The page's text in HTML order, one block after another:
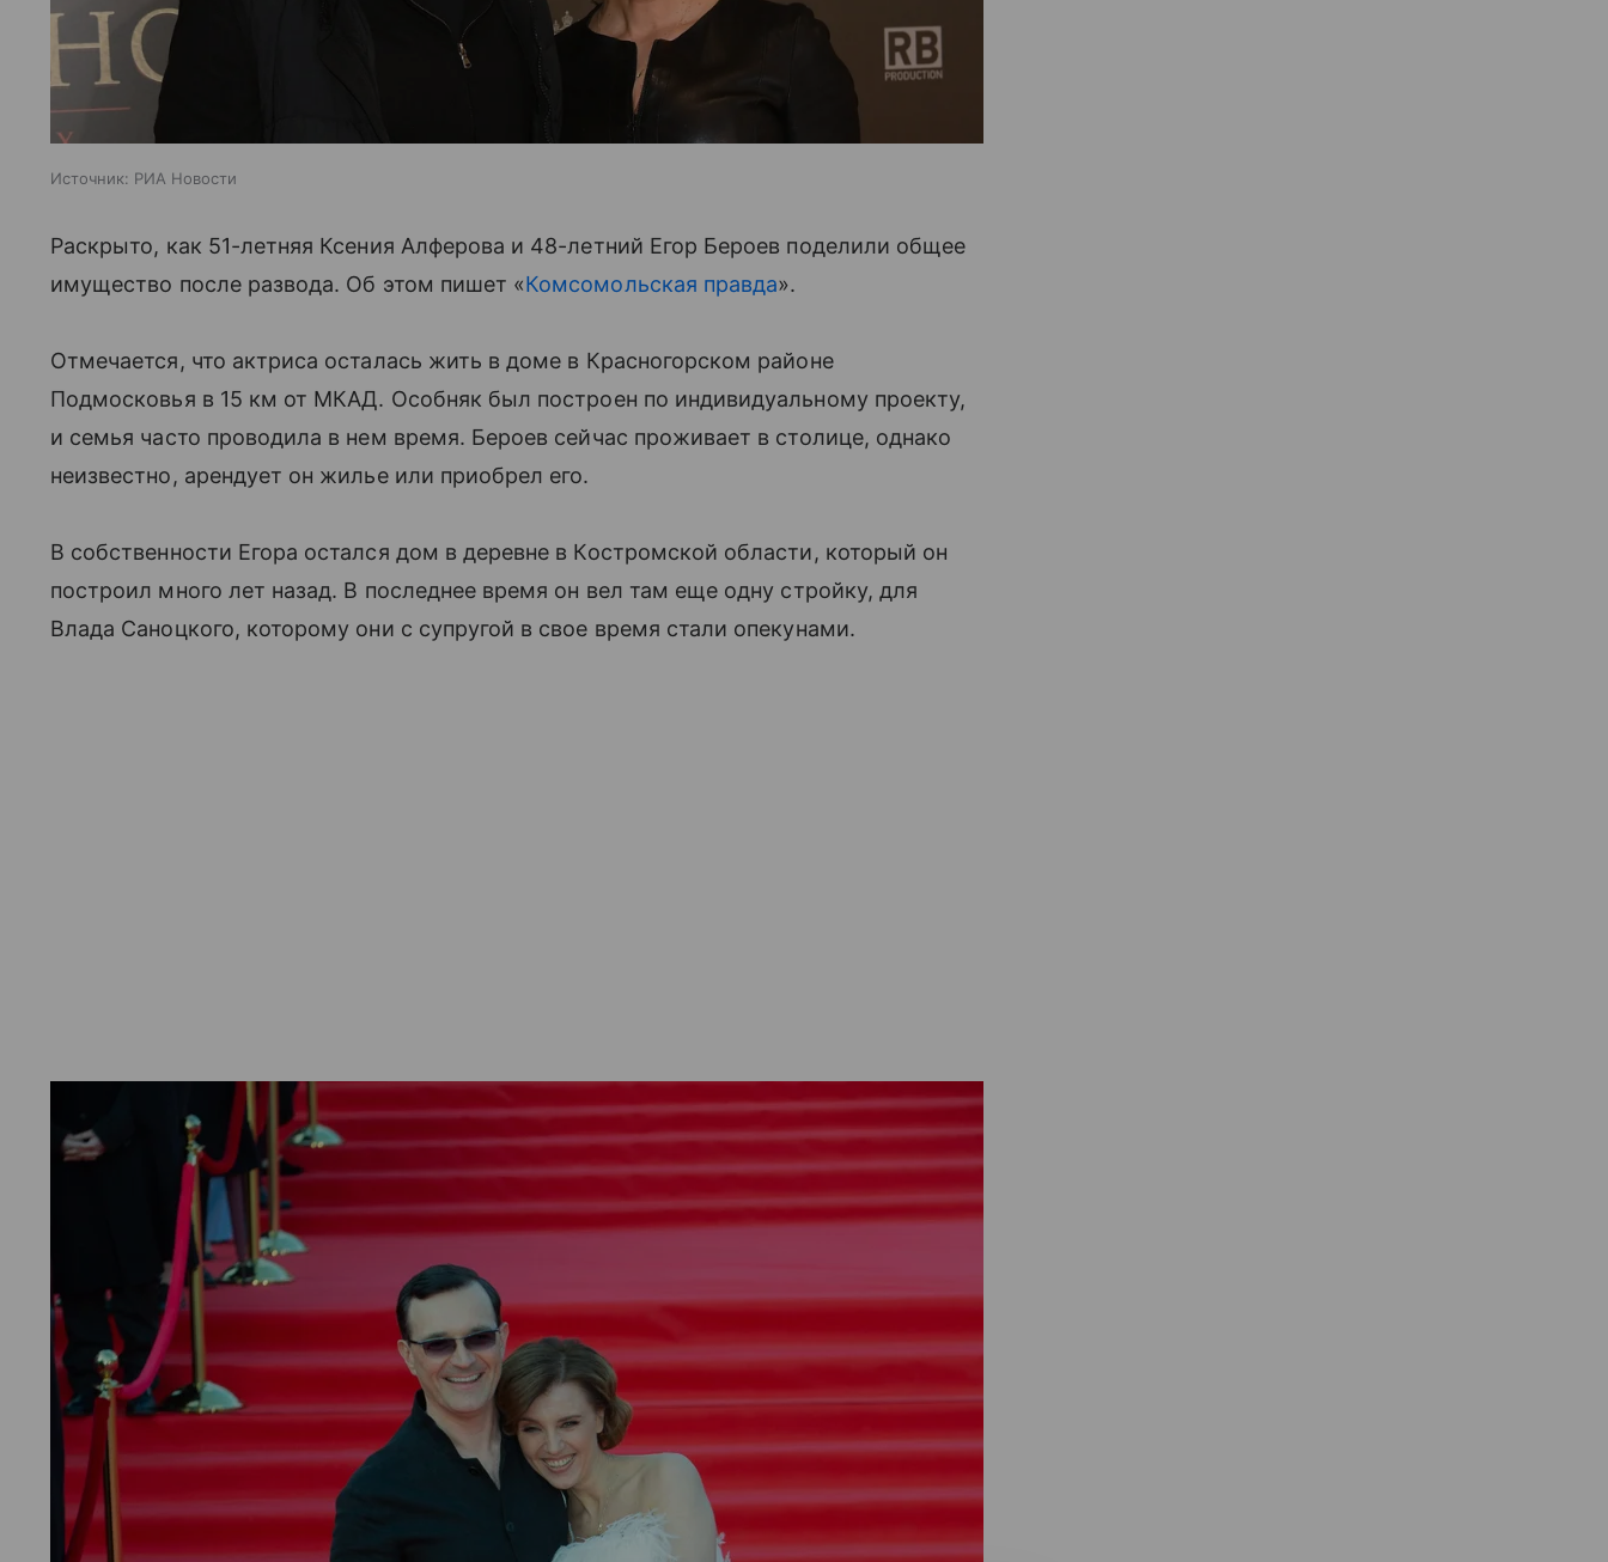
Источник: РИА Новости
Раскрыто, как 51-летняя Ксения Алферова и 48-летний Егор Бероев поделили общее
имущество после развода. Об этом пишет «Комсомольская правда».
Отмечается, что актриса осталась жить в доме в Красногорском районе
Подмосковья в 15 км от МКАД. Особняк был построен по индивидуальному проекту,
и семья часто проводила в нем время. Бероев сейчас проживает в столице, однако
неизвестно, арендует он жилье или приобрел его.
В собственности Егора остался дом в деревне в Костромской области, который он
построил много лет назад. В последнее время он вел там еще одну стройку, для
Влада Саноцкого, которому они с супругой в свое время стали опекунами.